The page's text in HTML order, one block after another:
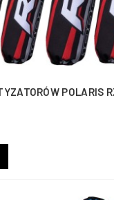
POLARIS